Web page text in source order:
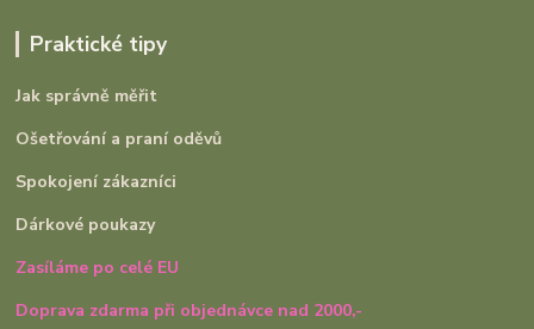
Praktické tipy
Jak správně měřit
Ošetřování a praní oděvů
Spokojení zákazníci
Dárkové poukazy
Zasíláme po celé EU
Doprava zdarma při objednávce nad 2000,-